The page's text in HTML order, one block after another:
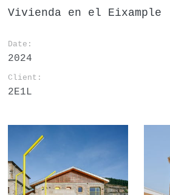
Vivienda en el Eixample
Date:
2024
Client:
2E1L
Kotxepin Kultur